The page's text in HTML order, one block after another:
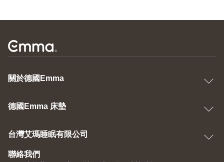
關於德國Emma
德國Emma 床墊
台灣艾瑪睡眠有限公司
聯絡我們